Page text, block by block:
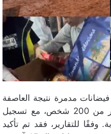
مدمرة نتيجة العاصفة
“دانا”، مما أسفر عن وفاة أكثر من 200 شخص، مع تسجيل
وفقًا للتقارير، فقد تم تأكيد